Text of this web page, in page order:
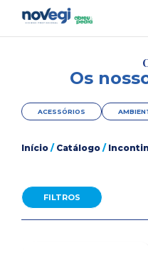
Os
ACESSÓRIOS
Início / Catálogo /
FILTROS